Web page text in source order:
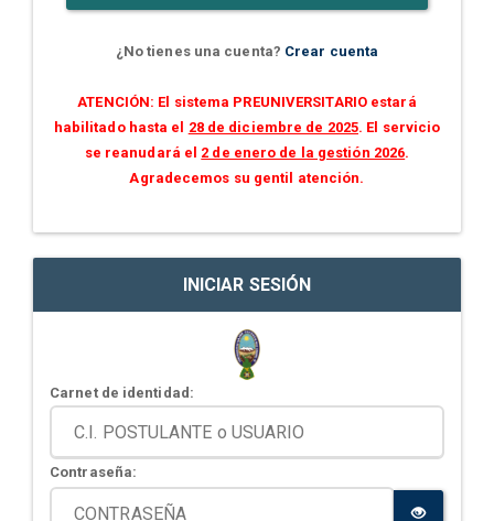
¿No tienes una cuenta? Crear cuenta
ATENCIÓN: El sistema PREUNIVERSITARIO estará
habilitado hasta el 28 de diciembre de 2025. El servicio
se reanudará el 2 de enero de la gestión 2026.
Agradecemos su gentil atención.
INICIAR SESIÓN
Carnet de identidad:
Contraseña: